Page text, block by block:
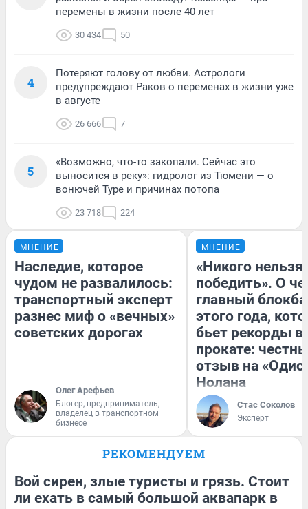
перемены в жизни после 40 лет
30 434 50
4
Потеряют голову от любви. Астрологи
предупреждают Раков о переменах в жизни уже
в августе
26 666 7
5
«Возможно, что-то закопали. Сейчас это
выносится в реку»: гидролог из Тюмени — о
вонючей Туре и причинах потопа
23 718 224
МНЕНИЕ
Наследие, которое
чудом не развалилось:
транспортный эксперт
разнес миф о «вечных»
советских дорогах
Олег Арефьев
Блогер, предприниматель,
владелец в транспортном
бизнесе
МНЕНИЕ
«Никого нельзя
победить». О
главный
этого года,
бьет рекорды в
прокате:
отзыв на
Нолана
Стас Соколов
Эксперт
РЕКОМЕНДУЕМ
Вой сирен, злые туристы и грязь. Стоит
ли ехать в самый большой аквапарк в